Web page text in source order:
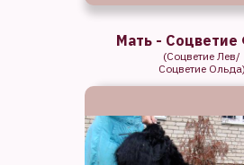
(Соцветие Лев/
Соцветие Ольда)
Мать - Соцветие